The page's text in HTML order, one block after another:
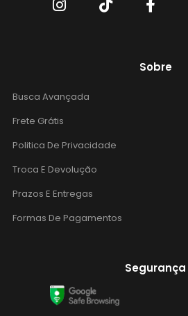
Sobre
Busca Avançada
Frete Grátis
Politica De Privacidade
Troca E Devolução
Prazos E Entregas
Formas De Pagamentos
Segurança